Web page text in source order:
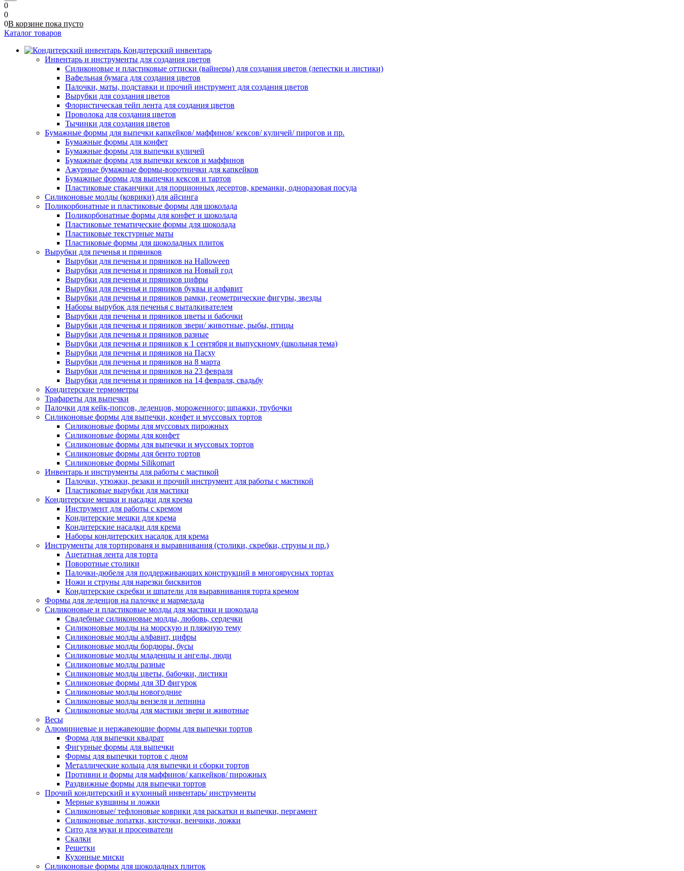
0
0
0В корзине пока пусто
Каталог товаров
Кондитерский инвентарь
Инвентарь и инструменты для создания цветов
Силиконовые и пластиковые оттиски (вайнеры) для создания цветов (лепестки и листики)
Вафельная бумага для создания цветов
Палочки, маты, подставки и прочий инструмент для создания цветов
Вырубки для создания цветов
Флористическая тейп лента для создания цветов
Проволока для создания цветов
Тычинки для создания цветов
Бумажные формы для выпечки капкейков/ маффинов/ кексов/ куличей/ пирогов и пр.
Бумажные формы для конфет
Бумажные формы для выпечки куличей
Бумажные формы для выпечки кексов и маффинов
Ажурные бумажные формы-воротнички для капкейков
Бумажные формы для выпечки кексов и тартов
Пластиковые стаканчики для порционных десертов, креманки, одноразовая посуда
Силиконовые молды (коврики) для айсинга
Поликорбонатные и пластиковые формы для шоколада
Поликорбонатные формы для конфет и шоколада
Пластиковые тематические формы для шоколада
Пластиковые текстурные маты
Пластиковые формы для шоколадных плиток
Вырубки для печенья и пряников
Вырубки для печенья и пряников на Halloween
Вырубки для печенья и пряников на Новый год
Вырубки для печенья и пряников цифры
Вырубки для печенья и пряников буквы и алфавит
Вырубки для печенья и пряников рамки, геометрические фигуры, звезды
Наборы вырубок для печенья с выталкивателем
Вырубки для печенья и пряников цветы и бабочки
Вырубки для печенья и пряников звери/ животные, рыбы, птицы
Вырубки для печенья и пряников разные
Вырубки для печенья и пряников к 1 сентября и выпускному (школьная тема)
Вырубки для печенья и пряников на Пасху
Вырубки для печенья и пряников на 8 марта
Вырубки для печенья и пряников на 23 февраля
Вырубки для печенья и пряников на 14 февраля, свадьбу
Кондитерские термометры
Трафареты для выпечки
Палочки для кейк-попсов, леденцов, мороженного; шпажки, трубочки
Силиконовые формы для выпечки, конфет и муссовых тортов
Силиконовые формы для муссовых пирожных
Силиконовые формы для конфет
Силиконовые формы для выпечки и муссовых тортов
Силиконовые формы для бенто тортов
Силиконовые формы Silikomart
Инвентарь и инструменты для работы с мастикой
Палочки, утюжки, резаки и прочий инструмент для работы с мастикой
Пластиковые вырубки для мастики
Кондитерские мешки и насадки для крема
Инструмент для работы с кремом
Кондитерские мешки для крема
Кондитерские насадки для крема
Наборы кондитерских насадок для крема
Инструменты для тортированя и выравнивания (столики, скребки, струны и пр.)
Ацетатная лента для торта
Поворотные столики
Палочки-дюбеля для поддерживающих конструкций в многоярусных тортах
Ножи и струны для нарезки бисквитов
Кондитерские скребки и шпатели для выравнивания торта кремом
Формы для леденцов на палочке и мармелада
Силиконовые и пластиковые молды для мастики и шоколада
Свадебные силиконовые молды, любовь, сердечки
Силиконовые молды на морскую и пляжную тему
Силиконовые молды алфавит, цифры
Силиконовые молды бордюры, бусы
Силиконовые молды младенцы и ангелы, люди
Силиконовые молды разные
Силиконовые молды цветы, бабочки, листики
Силиконовые формы для 3D фигурок
Силиконовые молды новогодние
Силиконовые молды вензеля и лепнина
Силиконовые молды для мастики звери и животные
Весы
Алюминиевые и нержавеющие формы для выпечки тортов
Форма для выпечки квадрат
Фигурные формы для выпечки
Формы для выпечки тортов с дном
Металлические кольца для выпечки и сборки тортов
Противни и формы для маффинов/ капкейков/ пирожных
Раздвижные формы для выпечки тортов
Прочий кондитерский и кухонный инвентарь/ инструменты
Мерные кувшины и ложки
Силиконовые/ тефлоновые коврики для раскатки и выпечки, пергамент
Силиконовые лопатки, кисточки, венчики, ложки
Сито для муки и просеиватели
Скалки
Решетки
Кухонные миски
Силиконовые формы для шоколадных плиток